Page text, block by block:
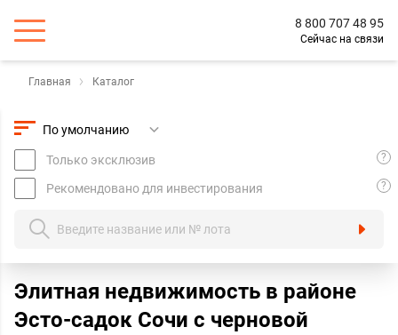
8 800 707 48 95
Сейчас на связи
Главная Каталог
Только эксклюзив ?
Рекомендовано для инвестирования ?
Элитная недвижимость в районе
Эсто-садок Сочи с черновой